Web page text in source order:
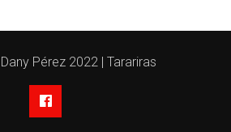
Pérez 2022 | Tarariras